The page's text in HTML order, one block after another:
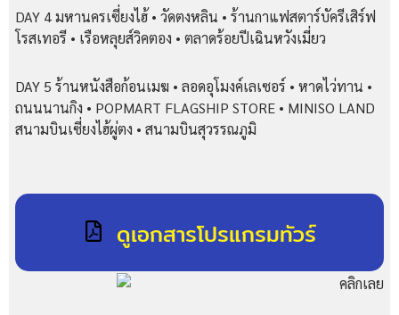
DAY 4 มหานครเซี่ยงไฮ้ • วัดตงหลิน • ร้านกาแฟสตาร์บัครีเสิร์ฟ
โรสเทอรี • เรือหลุยส์วิคตอง • ตลาดร้อยปีเฉินหวังเมี่ยว
DAY 5 ร้านหนังสือก้อนเมฆ • ลอดอุโมงค์เลเซอร์ • หาดไว่ทาน •
ถนนนานกิง • POPMART FLAGSHIP STORE • MINISO LAND
สนามบินเซี่ยงไฮ้ผู่ตง • สนามบินสุวรรณภูมิ
ดูเอกสารโปรแกรมทัวร์